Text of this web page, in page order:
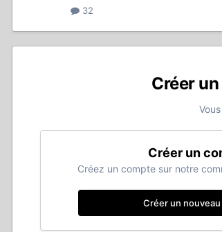
32
Créer
Créer un
Créez un compte sur notre
Créer un